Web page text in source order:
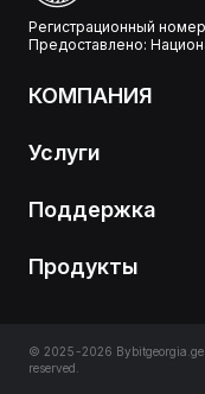
Регистрационный
Предоставлено:
КОМПАНИЯ
Услуги
Поддержка
Продукты
© 2025-2026
reserved.